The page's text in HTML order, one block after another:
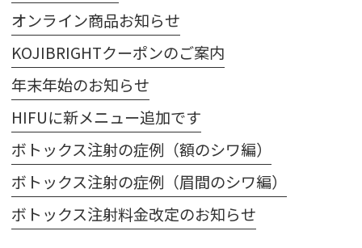
オンライン商品お知らせ
KOJIBRIGHTクーポンのご案内
年末年始のお知らせ
HIFUに新メニュー追加です
ボトックス注射の症例（額のシワ編）
ボトックス注射の症例（眉間のシワ編）
ボトックス注射料金改定のお知らせ